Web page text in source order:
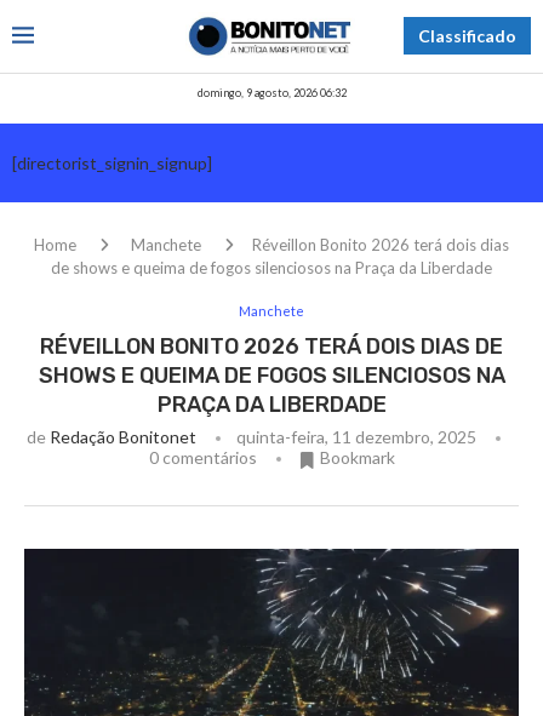
Classificado
domingo, 9 agosto, 2026 06:32
[directorist_signin_signup]
Home Manchete
Réveillon Bonito 2026 terá dois dias
de shows e queima de fogos silenciosos na Praça da Liberdade
Manchete
RÉVEILLON BONITO 2026 TERÁ DOIS DIAS DE
SHOWS E QUEIMA DE FOGOS SILENCIOSOS NA
PRAÇA DA LIBERDADE
de Redação Bonitonet
quinta-feira, 11 dezembro, 2025
0 comentários
Bookmark